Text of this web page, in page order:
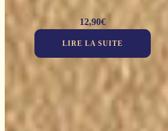
12,90€
LIRE LA SUITE